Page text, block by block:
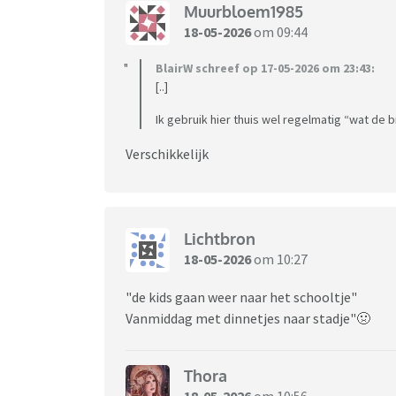
Muurbloem1985
18-05-2026om 09:44
BlairW schreef op 17-05-2026 om 23:43:
[..]
Ik gebruik hier thuis wel regelmatig “wat de
Verschikkelijk
Lichtbron
18-05-2026om 10:27
"de kids gaan weer naar het schooltje"
Vanmiddag met dinnetjes naar stadje"🤢
Thora